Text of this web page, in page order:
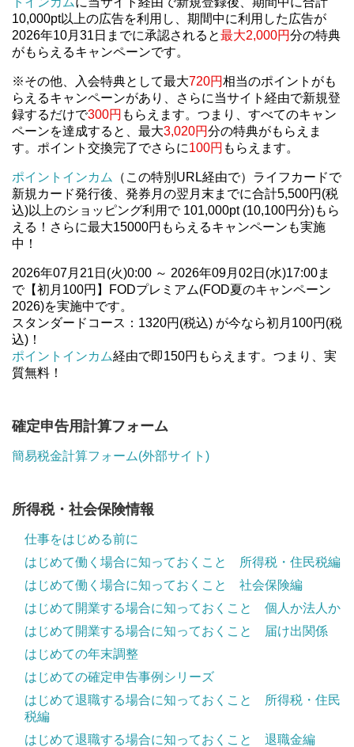
10,000pt以上の広告を利用し、期間中に利用した広告が
2026年10月31日までに承認されると最大2,000円分の特典
がもらえるキャンペーンです。
※その他、入会特典として最大720円相当のポイントがも
らえるキャンペーンがあり、さらに当サイト経由で新規登
録するだけで300円 もらえます。つまり、すべてのキャン
ペーンを達成すると、最大3,020円分の特典がもらえま
す。ポイント交換完了でさらに100円 もらえます。
ポイントインカム
（この特別URL経由で）ライフカードで
新規カード発行後、発券月の翌月末までに合計5,500円(税
込)以上のショッピング利用で 101,000pt (10,100円分)もら
える！さらに最大15000円もらえるキャンペーンも実施
中！
2026年07月21日(火)0:00 ～ 2026年09月02日(水)17:00ま
で【初月100円】FODプレミアム(FOD夏のキャンペーン
2026)を実施中です。
スタンダードコース：1320円(税込) が今なら初月100円(税
込)！
ポイントインカム経由で即150円もらえます。つまり、実
質無料！
確定申告用計算フォーム
簡易税金計算フォーム(外部サイト)
所得税・社会保険情報
仕事をはじめる前に
はじめて働く場合に知っておくこと 所得税・住民税編
はじめて働く場合に知っておくこと 社会保険編
はじめて開業する場合に知っておくこと 個人か法人か
はじめて開業する場合に知っておくこと 届け出関係
はじめての年末調整
はじめての確定申告事例シリーズ
はじめて退職する場合に知っておくこと 所得税・住民
税編
はじめて退職する場合に知っておくこと 退職金編